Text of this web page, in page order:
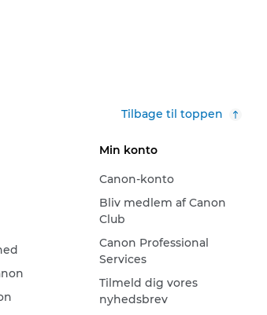
Tilbage til toppen
Min konto
Canon-konto
Bliv medlem af Canon
Club
Canon Professional
Services
Tilmeld dig vores
nyhedsbrev